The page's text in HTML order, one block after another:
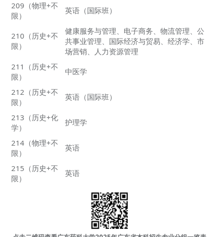
209（物理+不
限）
英语（国际班）
210（历史+不
限）
健康服务与管理、电子商务、物流管理、公
共事业管理、国际经济与贸易、经济学、市
场营销、人力资源管理
211（历史+不
限）
中医学
212（历史+不
限）
英语（国际班）
213（历史+化
学）
护理学
214（物理+不
限）
英语
215（历史+不
限）
英语